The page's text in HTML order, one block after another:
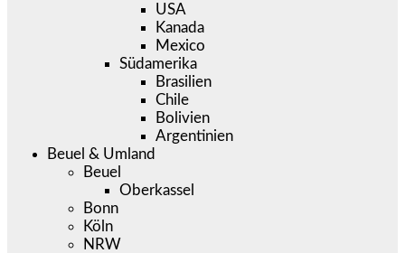
USA
Kanada
Mexico
Südamerika
Brasilien
Chile
Bolivien
Argentinien
Beuel & Umland
Beuel
Oberkassel
Bonn
Köln
NRW